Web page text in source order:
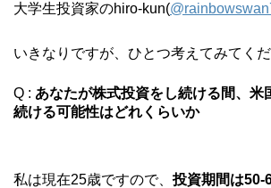
大学生投資家のhiro-kun(
いきなりですが、ひとつ考えてみてくだ
Q : あなたが株式投資をし続ける間、米
続ける可能性はどれくらいか
私は現在25歳ですので、投資期間は50-